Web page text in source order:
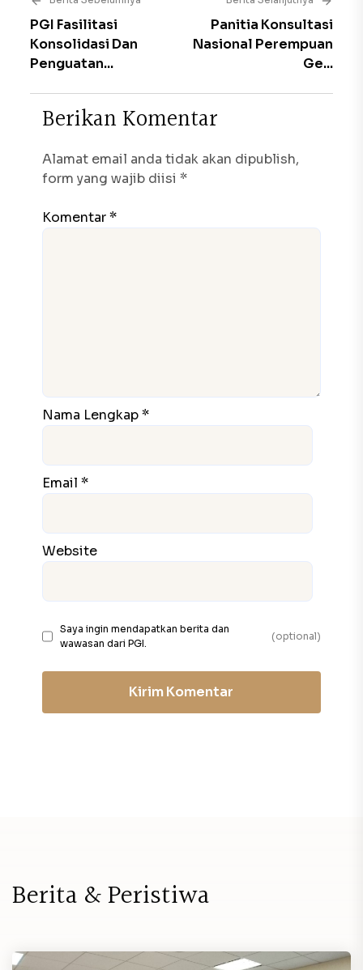
PGI Fasilitasi
Konsolidasi Dan
Penguatan...
Panitia Konsultasi
Nasional Perempuan
Ge...
Berikan Komentar
Alamat email anda tidak akan dipublish,
form yang wajib diisi *
Komentar *
Nama Lengkap *
Email *
Website
Saya ingin mendapatkan berita dan
wawasan dari PGI.
(optional)
Kirim Komentar
Berita&Peristiwa